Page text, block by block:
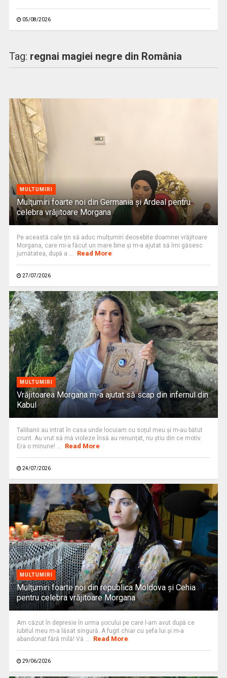
05/08/2026
Tag: regnai magiei negre din România
MULTUMIRI
Mulţumiri foarte noi din Germania și Ardeal pentru
celebra vrăjitoare Morgana
Pe această cale țin să aduc mulţumiri deosebite doamnei vrăjitoare
Morgana, care mi-a făcut un mare bine şi m-a ajutat să îmi găsesc
jumătatea, după a ...
Read More
27/07/2026
MULTUMIRI
Vrăjitoarea Morgana m-a ajutat să scap din infernul din
Kabul
Talibanii au intrat în casa unde locuiam cu soțul meu și m-au bătut
crunt. Au vrut să mă violeze însă au renunțat, nu știu din ce motiv.
Era o minune! ...
Read More
24/07/2026
MULTUMIRI
Mulţumiri foarte noi din republica Moldova și Cehia
pentru celebra vrăjitoare Morgana
Am căzut în depresie în urma șocului pe care l-am avut după ce
iubitul meu m-a lăsat singură. A fugit chiar cu şefa lui şi m-a
abandonat fără milă! Vă ...
Read More
29/06/2026